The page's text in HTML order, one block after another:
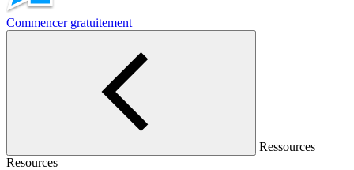
Commencer gratuitement
Ressources
Resources